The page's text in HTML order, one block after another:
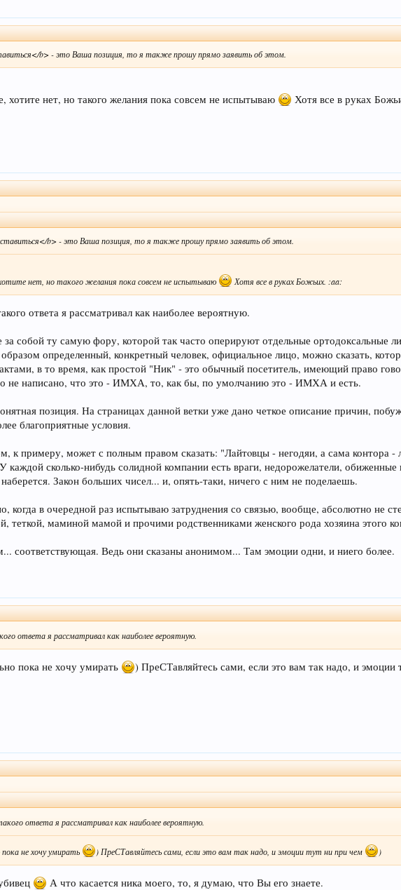
b> - это Ваша позиция, то я также прошу прямо заявить об этом.
хотите нет, но такого желания пока совсем не испытываю Хотя все в руках
b> - это Ваша позиция, то я также прошу прямо заявить об этом.
нет, но такого желания пока совсем не испытываю Хотя все в руках Божьих. :aa:
ответа я рассматривал как наиболее вероятную.
за собой ту самую фору, которой так часто оперируют отдельные ортодоксальные
определенный, конкретный человек, официальное лицо, можно сказать,
в то время, как простой "Ник" - это обычный посетитель, имеющий право
не написано, что это - ИМХА, то, как бы, по умолчанию это - ИМХА и есть.
позиция. На страницах данной ветки уже дано четкое описание причин,
благоприятные условия.
к примеру, может с полным правом сказать: "Лaйтoвцы - негодяи, а сама
каждой сколько-нибудь солидной компании есть враги, недорожелатели,
Закон больших чисел... и, опять-таки, ничего с ним не поделаешь.
когда в очередной раз испытываю затруднения со связью, вообще, абсолютно не
теткой, маминой мамой и прочими родственниками женского рода хозяина этого
соответствующая. Ведь они сказаны анонимом... Там эмоции одни, и ниего более.
ответа я рассматривал как наиболее вероятную.
пока не хочу умирать ) ПреСТавляйтесь сами, если это вам так надо, и
ответа я рассматривал как наиболее вероятную.
не хочу умирать ) ПреСТавляйтесь сами, если это вам так надо, и эмоции тут ни при чем )
А что касается ника моего, то, я думаю, что Вы его знаете.